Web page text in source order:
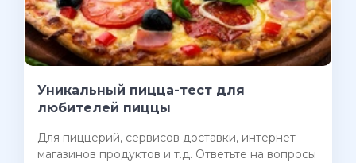
Уникальный пицца-тест для
любителей пиццы
Для пиццерий, сервисов доставки, интернет-
магазинов продуктов и т.д. Ответьте на вопросы